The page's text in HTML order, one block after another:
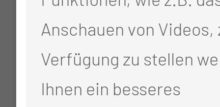
Anschauen von Videos,
Verfügung zu stellen
Ihnen ein besseres